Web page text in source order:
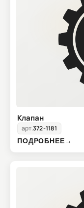
Клапан
арт.372-1181
ПОДРОБНЕЕ→